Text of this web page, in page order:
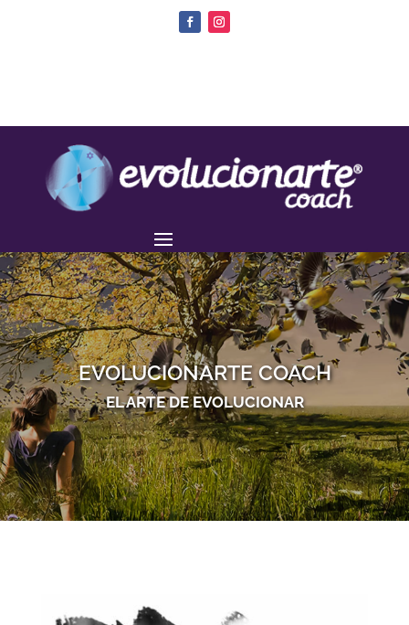
EVOLUCIONARTE COACH
EL ARTE DE EVOLUCIONAR